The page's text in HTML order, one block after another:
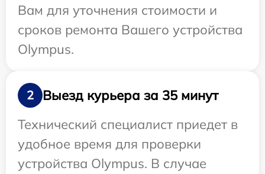
Вам для уточнения стоимости и
сроков ремонта Вашего устройства
Olympus.
2
Выезд курьера за 35 минут
Технический специалист приедет в
удобное время для проверки
устройства Olympus. В случае